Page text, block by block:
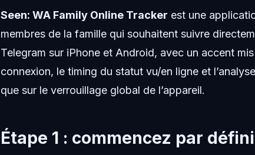
Seen: WA Family Online Tracker est une
membres de la famille qui souhaitent suivre
Telegram sur iPhone et Android, avec un accent
connexion, le timing du statut vu/en ligne et
que sur le verrouillage global de l’appareil.
Étape 1 : commencez par